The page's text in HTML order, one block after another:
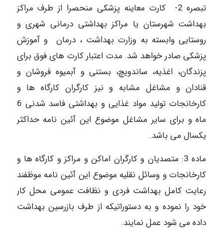
تبصره 2- کارت معاینه پزشکی منحصرا از طرف مراکز
بهداشت شهرستان یا مراکز بهداشتی درمانی شهری و
روستایی وابسته به وزارت بهداشت ، درمان و آموزش
پزشکی صادر خواهد شد. مدت اعتبار کارت های فوق برای
پزندگان، اغذیه، ساندویچ، بستنی و آبمیوه فروشان و
قنادان و مشاغل مشابه و نیز کارگران کارگاه ها و
کارخانجات تولید مواد غذایی و بهداشتی فاسد شدنی 6
ماه و برای سایر مشاغل موضوع این آئین نامه حداکثر
یکسال می باشد.
ماده 3: متصدیان و کارگران اماکن و مراکز و کارگاه ها و
کارخانجات و وسائل نقلیه موضوع این آئین نامه موظفند
رعایت کامل بهداشت فردی و نظافت عمومی محل کار
خود را نموده و به دستوراتیکه از طرف بازرسین بهداشت
داده می شود عمل نمایند.